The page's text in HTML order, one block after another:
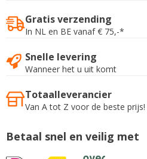
Gratis verzending
In NL en BE vanaf € 75,-*
Snelle levering
Wanneer het u uit komt
Totaalleverancier
Van A tot Z voor de beste prijs!
Betaal snel en veilig met